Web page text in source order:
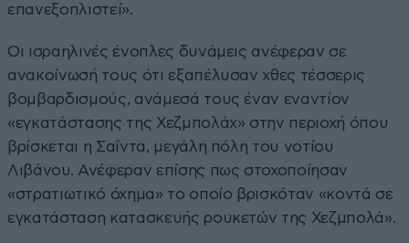
επανεξοπλιστεί».
Οι ισραηλινές ένοπλες δυνάμεις ανέφεραν σε
ανακοίνωσή τους ότι εξαπέλυσαν χθες τέσσερις
βομβαρδισμούς, ανάμεσά τους έναν εναντίον
«εγκατάστασης της Χεζμπολάχ» στην περιοχή όπου
βρίσκεται η Σαΐντα, μεγάλη πόλη του νοτίου
Λιβάνου. Ανέφεραν επίσης πως στοχοποίησαν
«στρατιωτικό όχημα» το οποίο βρισκόταν «κοντά σε
εγκατάσταση κατασκευής ρουκετών της Χεζμπολά».